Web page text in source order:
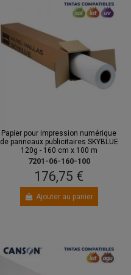
Papier pour impression numérique
de panneaux publicitaires SKYBLUE
120g - 160 cm x 100 m
7201-06-160-100
176,75 €
Ajouter au panier